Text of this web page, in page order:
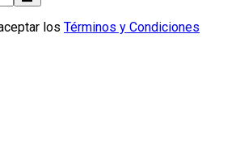
los Términos y Condiciones